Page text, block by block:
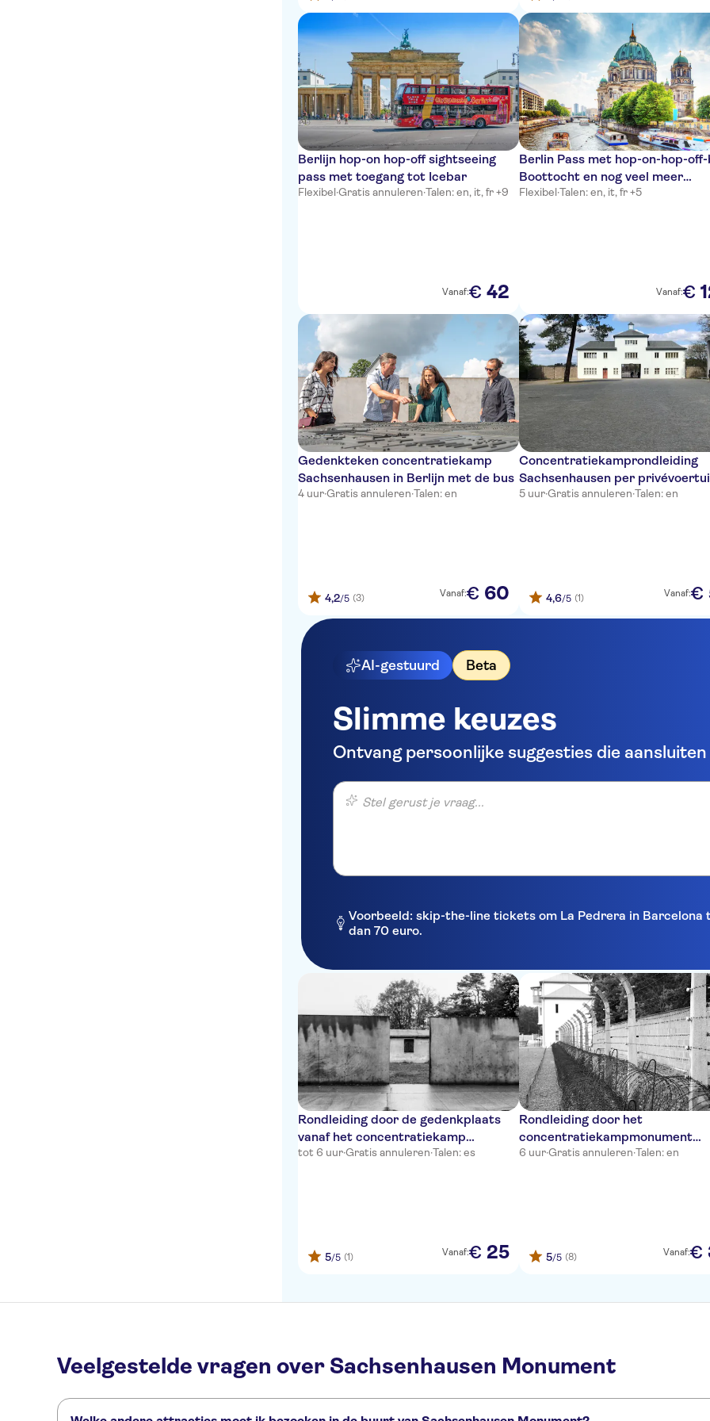
Berlijn hop-on hop-off sightseeing
pass met toegang tot Icebar
Flexibel·Gratis annuleren·Talen: en, it, fr +9
Vanaf:€ 42
Berlin Pass met hop-on-hop-
Boottocht en nog veel meer
topattracties
Flexibel·Talen: en, it, fr +5
Vanaf:€
Gedenkteken concentratiekamp
Sachsenhausen in Berlijn met de bus
4 uur·Gratis annuleren·Talen: en
4,2/5 (3) Vanaf:€ 60
Concentratiekamprondleiding
Sachsenhausen per
5 uur·Gratis annuleren·Talen: en
4,6/5 (1) Vanaf:€
AI-gestuurd Beta
Slimme keuzes
Ontvang persoonlijke suggesties die
Stel gerust je vraag...
Voorbeeld: skip-the-line tickets om La Pedrera in Barcelona
dan 70 euro.
Rondleiding door de gedenkplaats
vanaf het concentratiekamp
Sachsenhausen in het Engels
tot 6 uur·Gratis annuleren·Talen: es
5/5 (1) Vanaf:€ 25
Rondleiding door het
concentratiekampmonument
Sachsenhausen
6 uur·Gratis annuleren·Talen: en
5/5 (8) Vanaf:€
Veelgestelde vragen over Sachsenhausen Monument